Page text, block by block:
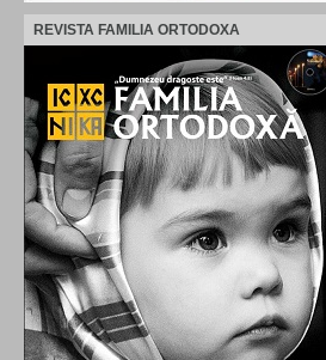
REVISTA FAMILIA ORTODOXA